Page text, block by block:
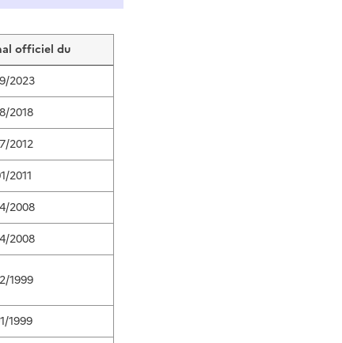
officiel du
2023
2018
2012
2011
2008
2008
1999
1999